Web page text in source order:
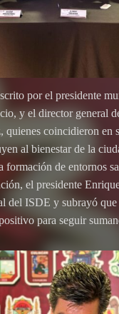
por el presidente
y el director general
quienes coincidieron en
al bienestar de la
formación de entornos
el presidente
del ISDE y subrayó que
para seguir